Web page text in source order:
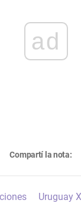
ad
Compartí la nota:
Uruguay